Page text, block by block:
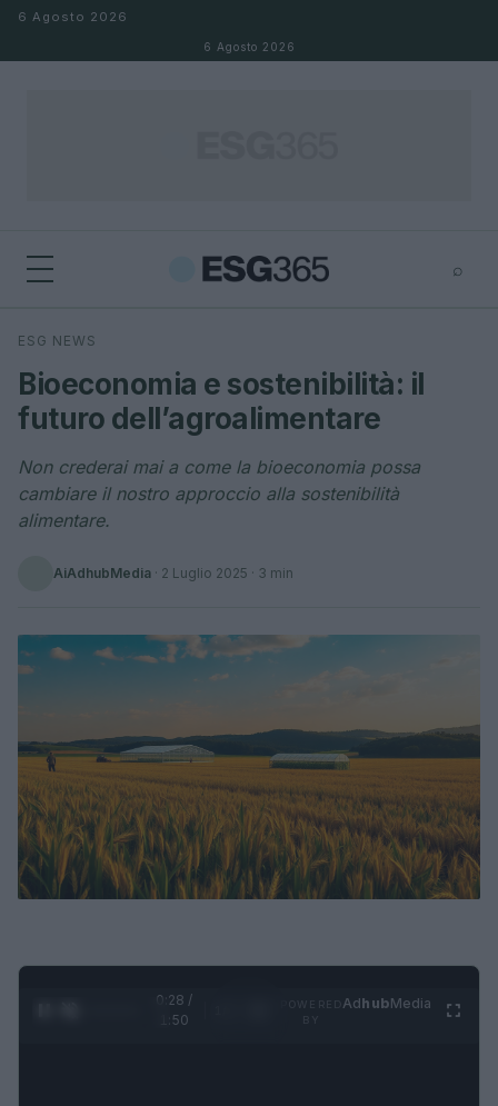
Salta al contenuto
6 Agosto 2026
6 Agosto 2026
⌕
Cerca
ESG NEWS
Bioeconomia e sostenibilità: il
futuro dell’agroalimentare
Non crederai mai a come la bioeconomia possa
cambiare il nostro approccio alla sostenibilità
alimentare.
AiAdhubMedia · 2 Luglio 2025 · 3 min
0:29 /
1:50
AdhubMedia